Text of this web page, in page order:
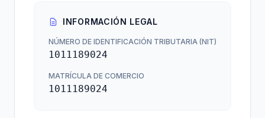
INFORMACIÓN LEGAL
NÚMERO DE IDENTIFICACIÓN TRIBUTARIA (NIT)
1011189024
MATRÍCULA DE COMERCIO
1011189024